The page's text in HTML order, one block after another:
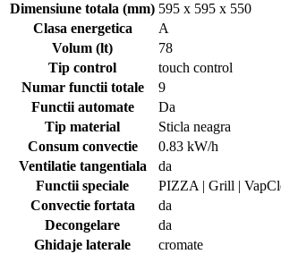
Dimensiune totala (mm) 595 x 595 x 550
Clasa energetica
A
Volum (lt)
78
Tip control
touch control
Numar functii totale
9
Functii automate
Da
Tip material
Sticla neagra
Consum convectie
0.83 kW/h
Ventilatie tangentiala
da
Functii speciale
PIZZA | Grill |
Convectie fortata
da
Decongelare
da
Ghidaje laterale
cromate